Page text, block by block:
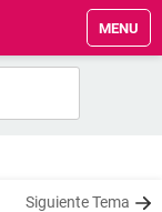
MENU
Siguiente Tema